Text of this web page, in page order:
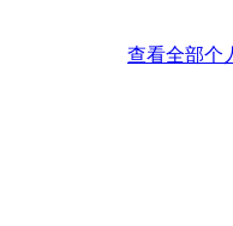
查看全部个